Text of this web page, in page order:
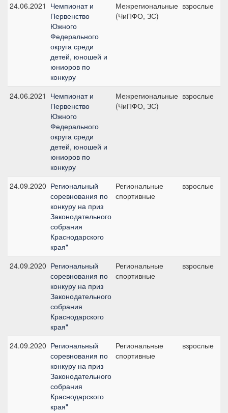
24.06.2021 Чемпионат и
Первенство
Южного
Федерального
округа среди
детей, юношей и
юниоров по
конкуру
Межрегиональные
(ЧиПФО, ЗС)
взрослые
24.06.2021 Чемпионат и
Первенство
Южного
Федерального
округа среди
детей, юношей и
юниоров по
конкуру
Межрегиональные
(ЧиПФО, ЗС)
взрослые
24.09.2020 Региональный
соревнования по
конкуру на приз
Законодательного
собрания
Краснодарского
края"
Региональные
спортивные
взрослые
24.09.2020 Региональный
соревнования по
конкуру на приз
Законодательного
собрания
Краснодарского
края"
Региональные
спортивные
взрослые
24.09.2020 Региональный
соревнования по
конкуру на приз
Законодательного
собрания
Краснодарского
края"
Региональные
спортивные
взрослые